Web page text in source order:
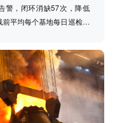
警，闭环消缺57次，降低
平均每个基地每日巡检运
。